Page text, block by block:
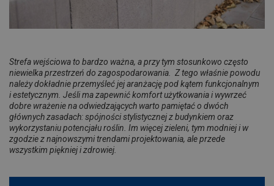
Strefa wejściowa to bardzo ważna, a przy tym stosunkowo często
niewielka przestrzeń do zagospodarowania. Z tego właśnie powodu
należy dokładnie przemyśleć jej aranżację pod kątem funkcjonalnym
i estetycznym. Jeśli ma zapewnić komfort użytkowania i wywrzeć
dobre wrażenie na odwiedzających warto pamiętać o dwóch
głównych zasadach: spójności stylistycznej z budynkiem oraz
wykorzystaniu potencjału roślin. Im więcej zieleni, tym modniej i w
zgodzie z najnowszymi trendami projektowania, ale przede
wszystkim piękniej i zdrowiej.